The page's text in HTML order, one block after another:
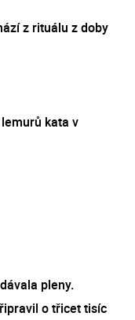
z rituálu z doby
kata v
pleny.
o třicet tisíc